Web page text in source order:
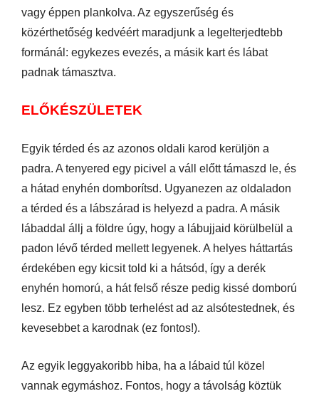
vagy éppen plankolva. Az egyszerűség és
közérthetőség kedvéért maradjunk a legelterjedtebb
formánál: egykezes evezés, a másik kart és lábat
padnak támasztva.
ELŐKÉSZÜLETEK
Egyik térded és az azonos oldali karod kerüljön a
padra. A tenyered egy picivel a váll előtt támaszd le, és
a hátad enyhén domborítsd. Ugyanezen az oldaladon
a térded és a lábszárad is helyezd a padra. A másik
lábaddal állj a földre úgy, hogy a lábujjaid körülbelül a
padon lévő térded mellett legyenek. A helyes háttartás
érdekében egy kicsit told ki a hátsód, így a derék
enyhén homorú, a hát felső része pedig kissé domború
lesz. Ez egyben több terhelést ad az alsótestednek, és
kevesebbet a karodnak (ez fontos!).
Az egyik leggyakoribb hiba, ha a lábaid túl közel
vannak egymáshoz. Fontos, hogy a távolság köztük